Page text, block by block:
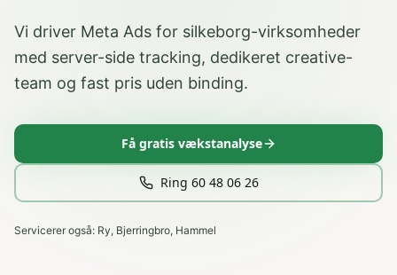
Vi driver Meta Ads for silkeborg-virksomheder
med server-side tracking, dedikeret creative-
team og fast pris uden binding.
Få gratis vækstanalyse
Ring 60 48 06 26
Servicerer også: Ry, Bjerringbro, Hammel